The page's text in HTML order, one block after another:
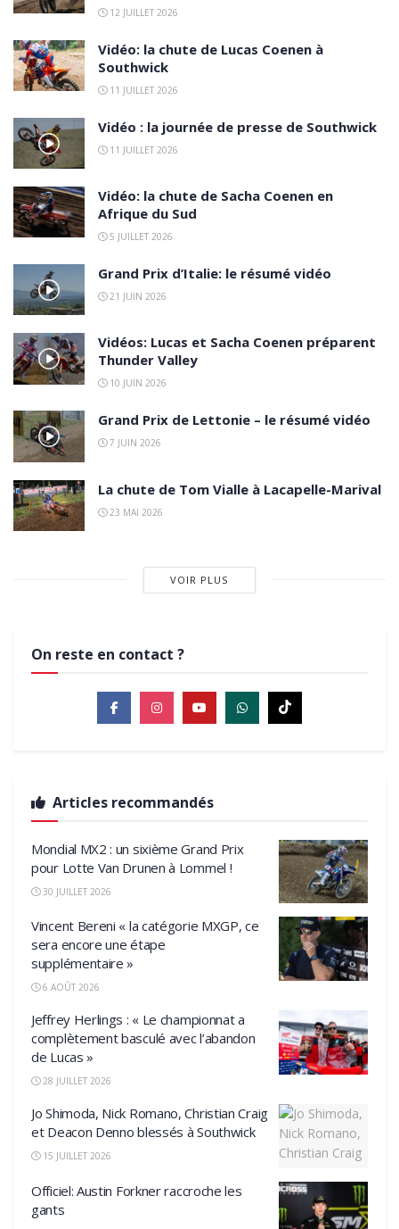
12 JUILLET 2026
Vidéo: la chute de Lucas Coenen à
Southwick
11 JUILLET 2026
Vidéo : la journée de presse de Southwick
11 JUILLET 2026
Vidéo: la chute de Sacha Coenen en
Afrique du Sud
5 JUILLET 2026
Grand Prix d’Italie: le résumé vidéo
21 JUIN 2026
Vidéos: Lucas et Sacha Coenen préparent
Thunder Valley
10 JUIN 2026
Grand Prix de Lettonie – le résumé vidéo
7 JUIN 2026
La chute de Tom Vialle à Lacapelle-Marival
23 MAI 2026
VOIR PLUS
On reste en contact ?
Articles recommandés
Mondial MX2 : un sixième Grand Prix
pour Lotte Van Drunen à Lommel !
30 JUILLET 2026
Vincent Bereni « la catégorie MXGP, ce
sera encore une étape
supplémentaire »
6 AOÛT 2026
Jeffrey Herlings : « Le championnat a
complètement basculé avec l’abandon
de Lucas »
28 JUILLET 2026
Jo Shimoda, Nick Romano, Christian Craig
et Deacon Denno blessés à Southwick
15 JUILLET 2026
Officiel: Austin Forkner raccroche les
gants